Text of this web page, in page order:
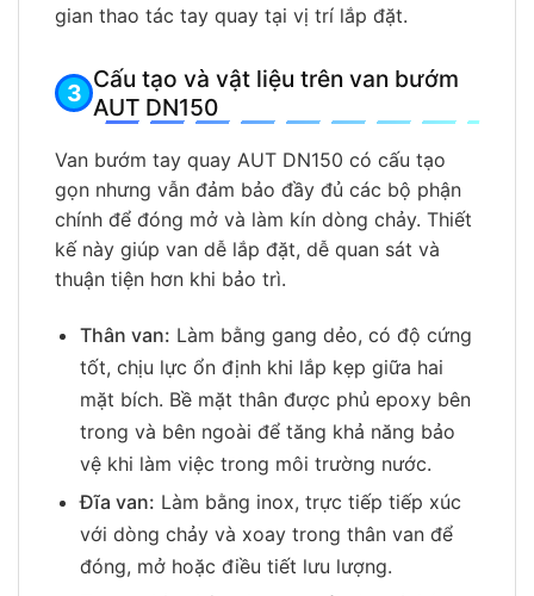
gian thao tác tay quay tại vị trí lắp đặt.
Cấu tạo và vật liệu trên van bướm
AUT DN150
Van bướm tay quay AUT DN150 có cấu tạo
gọn nhưng vẫn đảm bảo đầy đủ các bộ phận
chính để đóng mở và làm kín dòng chảy. Thiết
kế này giúp van dễ lắp đặt, dễ quan sát và
thuận tiện hơn khi bảo trì.
Thân van: Làm bằng gang dẻo, có độ cứng
tốt, chịu lực ổn định khi lắp kẹp giữa hai
mặt bích. Bề mặt thân được phủ epoxy bên
trong và bên ngoài để tăng khả năng bảo
vệ khi làm việc trong môi trường nước.
Đĩa van: Làm bằng inox, trực tiếp tiếp xúc
với dòng chảy và xoay trong thân van để
đóng, mở hoặc điều tiết lưu lượng.